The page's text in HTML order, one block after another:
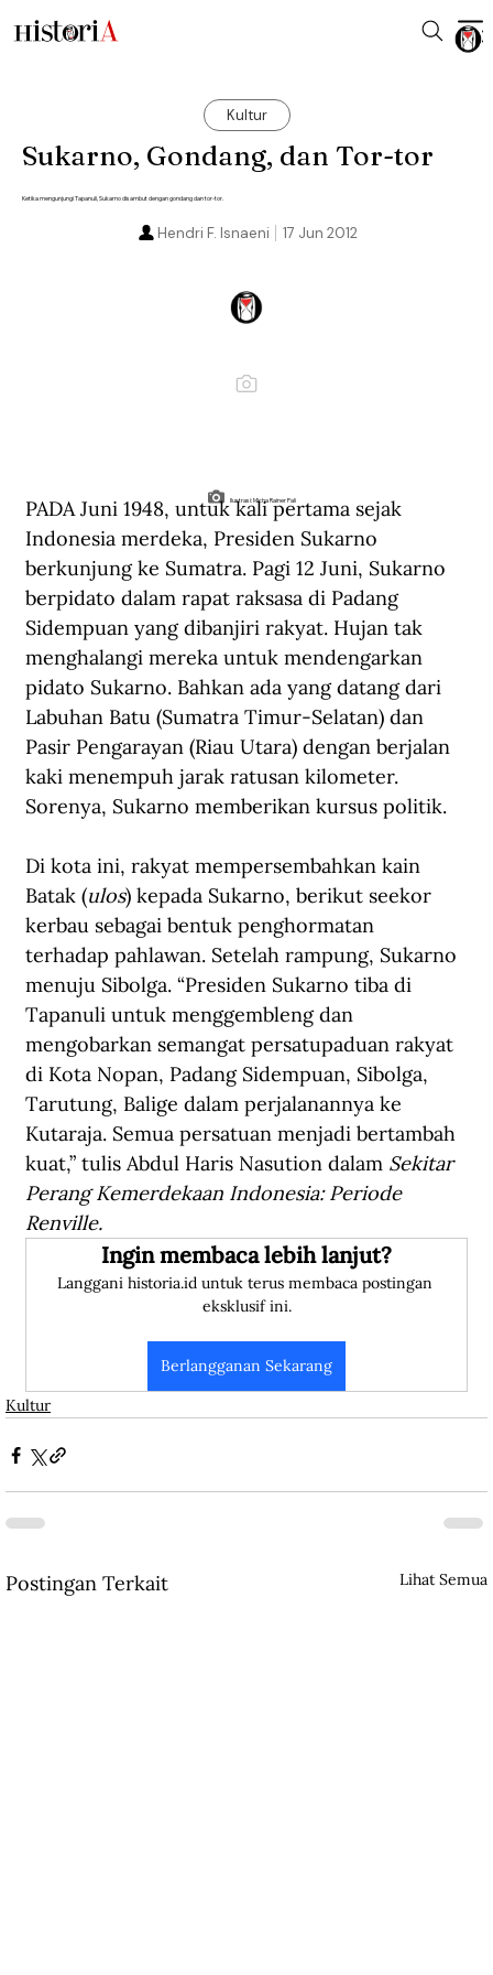
Kultur
Sukarno, Gondang, dan Tor-tor
Ketika mengunjungi Tapanuli, Sukarno disambut dengan gondang dan tor-tor.
17 Jun 2012
Hendri F. Isnaeni
Ilustrasi: Micha Rainer Pali
PADA Juni 1948, untuk kali pertama sejak
Indonesia merdeka, Presiden Sukarno
berkunjung ke Sumatra. Pagi 12 Juni, Sukarno
berpidato dalam rapat raksasa di Padang
Sidempuan yang dibanjiri rakyat. Hujan tak
menghalangi mereka untuk mendengarkan
pidato Sukarno. Bahkan ada yang datang dari
Labuhan Batu (Sumatra Timur-Selatan) dan
Pasir Pengarayan (Riau Utara) dengan berjalan
kaki menempuh jarak ratusan kilometer.
Sorenya, Sukarno memberikan kursus politik.
Di kota ini, rakyat mempersembahkan kain
Batak (ulos) kepada Sukarno, berikut seekor
kerbau sebagai bentuk penghormatan
terhadap pahlawan. Setelah rampung, Sukarno
menuju Sibolga. “Presiden Sukarno tiba di
Tapanuli untuk menggembleng dan
mengobarkan semangat persatupaduan rakyat
di Kota Nopan, Padang Sidempuan, Sibolga,
Tarutung, Balige dalam perjalanannya ke
Kutaraja. Semua persatuan menjadi bertambah
kuat,” tulis Abdul Haris Nasution dalam Sekitar
Perang Kemerdekaan Indonesia: Periode
Renville.
Ingin membaca lebih lanjut?
Langgani historia.id untuk terus membaca postingan
eksklusif ini.
Berlangganan Sekarang
Kultur
Postingan Terkait Lihat Semua